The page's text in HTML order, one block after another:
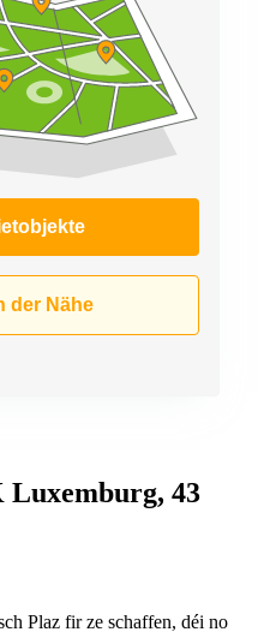
der Nähe
Luxemburg, 43
Plaz fir ze schaffen, déi no